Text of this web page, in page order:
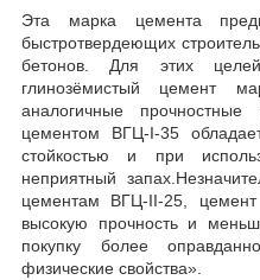
Эта марка цемента
быстротвердеющих
бетонов. Для этих
глинозёмистый цемент
аналогичные прочностные
цементом ВГЦ-I-35
стойкостью и при
неприятный
цементам ВГЦ-II-25,
высокую прочность и
покупку более
физические свойства».